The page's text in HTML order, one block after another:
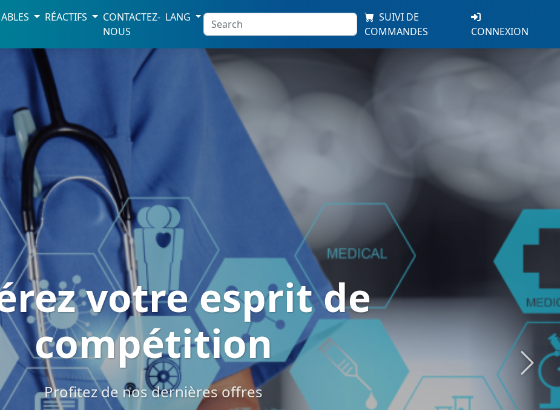
RÉACTIFS
CONTACTEZ-
NOUS
LANG
SUIVI DE
COMMANDES
CONNEXION
votre esprit de
compétition
Profitez de nos dernières offres
Suivant